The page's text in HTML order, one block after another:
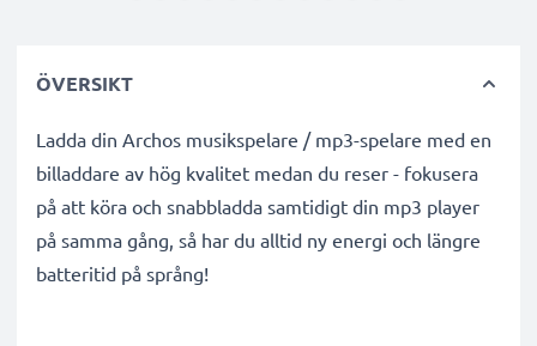
ÖVERSIKT
Ladda din Archos musikspelare / mp3-spelare med en
billaddare av hög kvalitet medan du reser - fokusera
på att köra och snabbladda samtidigt din mp3 player
på samma gång, så har du alltid ny energi och längre
batteritid på språng!